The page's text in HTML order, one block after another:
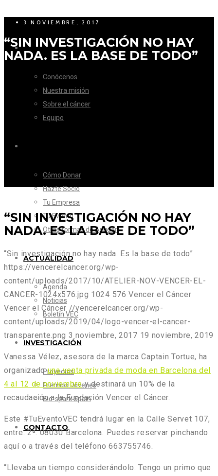
LA FUNDACIÓN
Conócenos
Nuestra misión
Sobre el cáncer
Equipo
Cómo Donar
Hazte Socio
Tu Empresa
Tu Evento
Otras formas de Ayudar
ACTUALIDAD
Agenda
Noticias
Boletín VEC
INVESTIGACIÓN
Proyectos
Premios Jóvenes
Bio-spark Spain
CONTACTO
3 NOVIEMBRE, 2017
“SIN INVESTIGACIÓN NO HAY
NADA. ES LA BASE DE TODO”
“SIN INVESTIGACIÓN NO HAY
NADA. ES LA BASE DE TODO”
“Sin investigación no hay nada. Es la base de todo”
https://vencerelcancer.org/wp-
content/uploads/2017/10/ATELIER-NOV-VENCER-EL-
CANCER-1024x576.jpg 1024 576 Vencer el Cáncer
Vencer el Cáncer //vencerelcancer.org/wp-
content/uploads/2019/04/logo-vencer-el-cancer-
transparente.png 3 noviembre, 2017 19 noviembre, 2019
Vanessa Vélez, asesora de la marca Captain Tortue, ha
organizadouna venta privada de moda en Barcelona del
4 al 12 de noviembrey destinará un 10% de la
recaudación a la Fundación Vencer el Cáncer.
Este #TuEventoVEC tendrá lugar en la Calle Servet 107,
entre. 2ª. 08030 Barcelona. Puedes reservar pinchando
aquí o a través del teléfono 663755746.
“Llevaba un tiempo considerándolo. Tengo un primo que